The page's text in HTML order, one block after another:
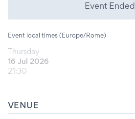
Event Ended
Event local times (Europe/Rome)
Thursday
16 Jul 2026
21:30
VENUE